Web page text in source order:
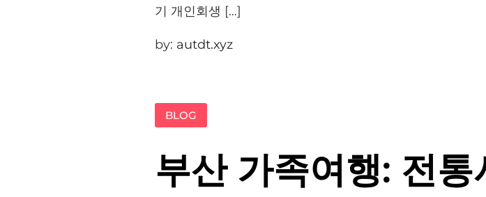
기 개인회생 […]
by: autdt.xyz
BLOG
부산 가족여행: 전